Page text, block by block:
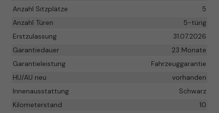
Anzahl Sitzplätze
5
Anzahl Türen
5-türig
Erstzulassung
31.07.2026
Garantiedauer
23 Monate
Garantieleistung
Fahrzeuggarantie
HU/AU neu
vorhanden
Innenausstattung
Schwarz
Kilometerstand
10